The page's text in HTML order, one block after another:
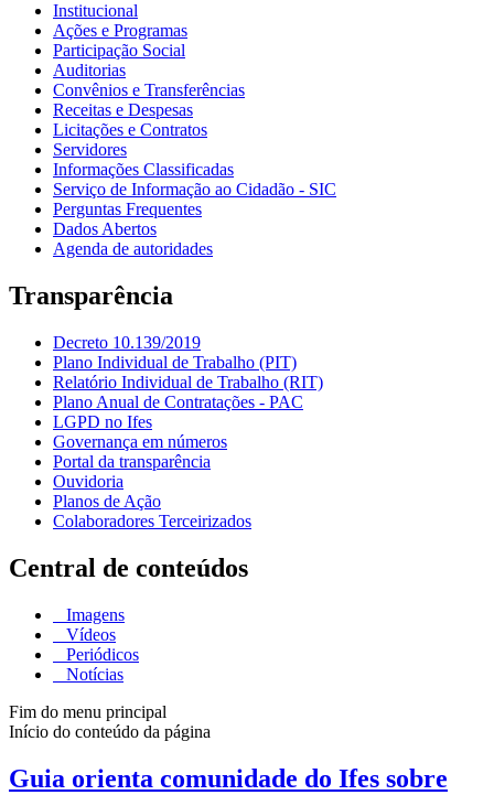
Institucional
Ações e Programas
Participação Social
Auditorias
Convênios e Transferências
Receitas e Despesas
Licitações e Contratos
Servidores
Informações Classificadas
Serviço de Informação ao Cidadão - SIC
Perguntas Frequentes
Dados Abertos
Agenda de autoridades
Transparência
Decreto 10.139/2019
Plano Individual de Trabalho (PIT)
Relatório Individual de Trabalho (RIT)
Plano Anual de Contratações - PAC
LGPD no Ifes
Governança em números
Portal da transparência
Ouvidoria
Planos de Ação
Colaboradores Terceirizados
Central de conteúdos
Imagens
Vídeos
Periódicos
Notícias
Fim do menu principal
Início do conteúdo da página
Guia orienta comunidade do Ifes sobre